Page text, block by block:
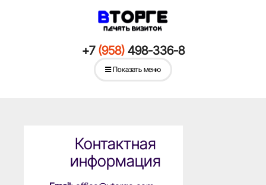
+7 (958)498-336-8
Показать меню
Контактная
информация